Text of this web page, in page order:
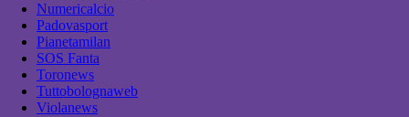
Numericalcio
Padovasport
Pianetamilan
SOS Fanta
Toronews
Tuttobolognaweb
Violanews